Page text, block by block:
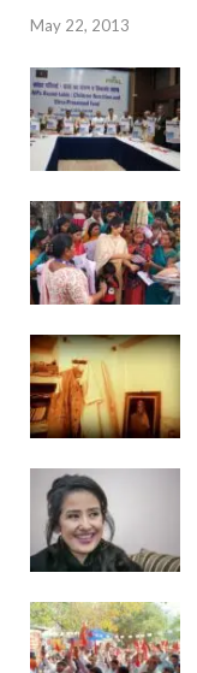
May 22, 2013